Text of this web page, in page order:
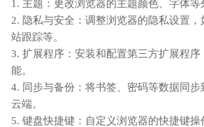
1. 主题：更改浏览器的主题颜色、字体等
2. 隐私与安全：调整浏览器的隐私设置，
站跟踪等。
3. 扩展程序：安装和配置第三方扩展程
能。
4. 同步与备份：将书签、密码等数据同步
云端。
5. 键盘快捷键：自定义浏览器的快捷键操